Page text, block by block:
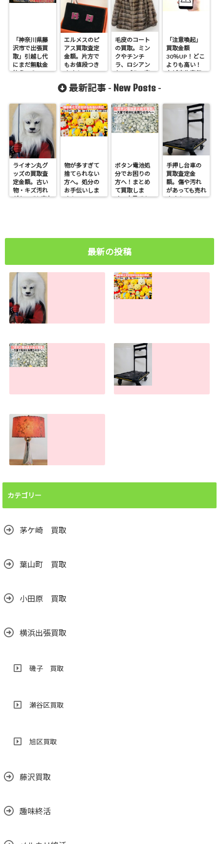
「神奈川県藤
沢市で出張買
取」引越し代
にまだ無駄金
払うの？
エルメスのピ
アス買取査定
金額。片方で
もお値段つき
ます！
毛皮のコート
の買取。ミン
クやチンチ
ラ、ロシアン
セ－ブルの査
ブランドは人
「注意喚起」
買取金額
30％UP！どこ
よりも高い！
など広告宣伝
最新記事 - New Posts -
ライオン丸グ
ッズの買取査
定金額。古い
物・キズ汚れ
があっても売れ
物が多すぎて
捨てられない
方へ。処分の
お手伝いしま
す！
ボタン電池処
分でお困りの
方へ！まとめ
て買取しま
す。大量でも
手押し台車の
買取査定金
額。傷や汚れ
があっても売れ
ます！
最新の投稿
古い物・キズ汚れ
があっても売れま
す！
分のお手伝いしま
とめて買取しま
す。大量でもお任
せください
2026.07.22
せんか？汚れても
売れます！
カテゴリー
茅ケ崎 買取
葉山町 買取
小田原 買取
横浜出張買取
磯子 買取
瀬谷区買取
旭区買取
藤沢買取
趣味終活